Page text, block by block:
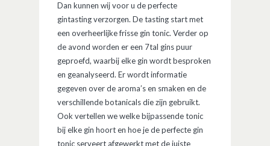
Dan kunnen wij voor u de perfecte
gintasting verzorgen. De tasting start met
een overheerlijke frisse gin tonic. Verder op
de avond worden er een 7tal gins puur
geproefd, waarbij elke gin wordt besproken
en geanalyseerd. Er wordt informatie
gegeven over de aroma’s en smaken en de
verschillende botanicals die zijn gebruikt.
Ook vertellen we welke bijpassende tonic
bij elke gin hoort en hoe je de perfecte gin
tonic serveert afgewerkt met de juiste